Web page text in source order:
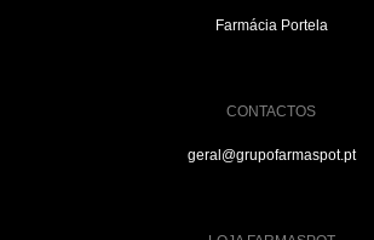
Farmácia Portela
CONTACTOS
geral@grupofarmaspot.pt